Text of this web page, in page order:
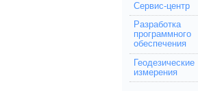
Сервис-центр
Разработка
программного
обеспечения
Геодезические
измерения